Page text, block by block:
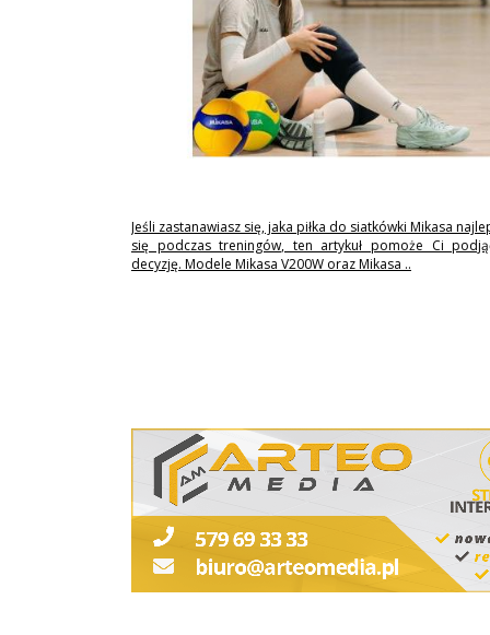
Jeśli zastanawiasz się, jaka piłka do siatkówki Mikasa
się podczas treningów, ten artykuł pomoże Ci
decyzję. Modele Mikasa V200W oraz Mikasa ..